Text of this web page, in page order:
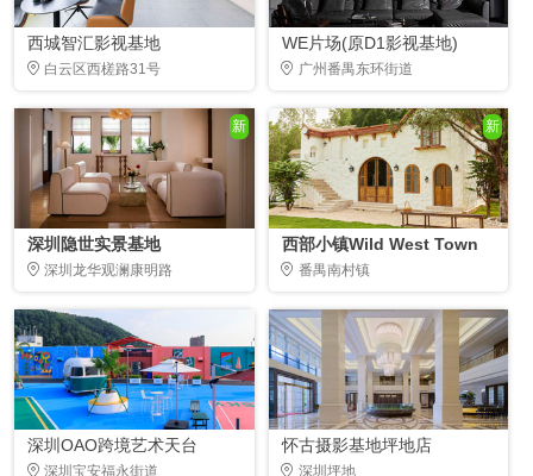
西城智汇影视基地
白云区西槎路31号
WE片场(原D1影视基地)
广州番禺东环街道
新
深圳隐世实景基地
深圳龙华观澜康明路
新
西部小镇Wild West Town
番禺南村镇
深圳OAO跨境艺术天台
深圳宝安福永街道
怀古摄影基地坪地店
深圳坪地